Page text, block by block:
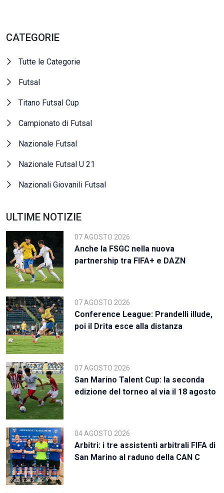
CATEGORIE
Tutte le Categorie
Futsal
Titano Futsal Cup
Campionato di Futsal
Nazionale Futsal
Nazionale Futsal U 21
Nazionali Giovanili Futsal
ULTIME NOTIZIE
07 AGOSTO 2026
Anche la FSGC nella nuova
partnership tra FIFA+ e DAZN
07 AGOSTO 2026
Conference League: Prandelli illude,
poi il Drita esce alla distanza
07 AGOSTO 2026
San Marino Talent Cup: la seconda
edizione del torneo al via il 18 agosto
04 AGOSTO 2026
Arbitri: i tre assistenti arbitrali FIFA di
San Marino al raduno della CAN C